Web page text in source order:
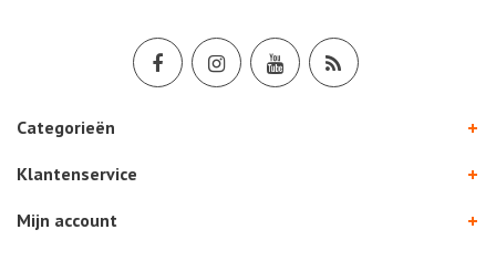
Categorieën
Klantenservice
Mijn account